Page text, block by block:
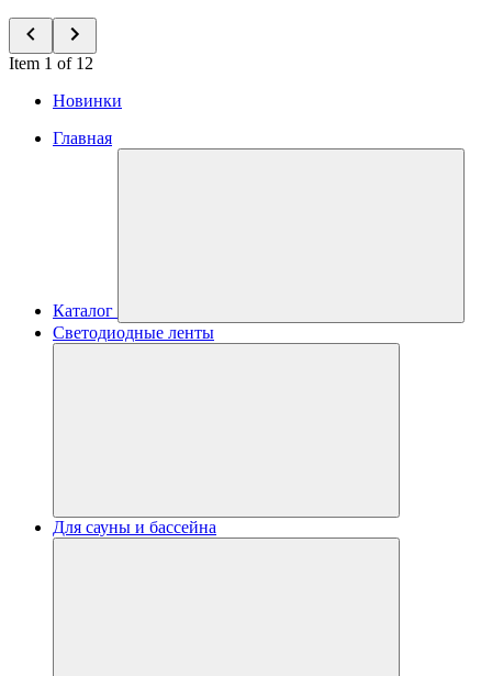
Item 1 of 12
Новинки
Главная
Каталог
Светодиодные ленты
Для сауны и бассейна